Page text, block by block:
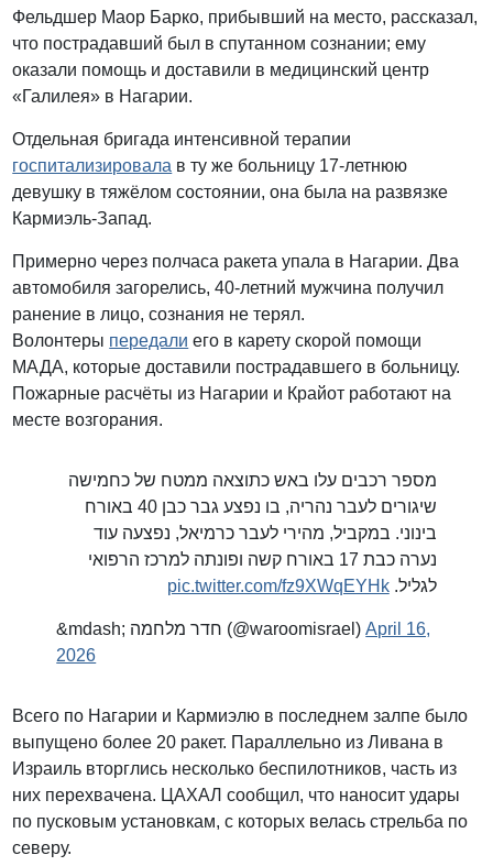
Фельдшер Маор Барко, прибывший на место, рассказал,
что пострадавший был в спутанном сознании; ему
оказали помощь и доставили в медицинский центр
«Галилея» в Нагарии.
Отдельная бригада интенсивной терапии
госпитализировала в ту же больницу 17-летнюю
девушку в тяжёлом состоянии, она была на развязке
Кармиэль-Запад.
Примерно через полчаса ракета упала в Нагарии. Два
автомобиля загорелись, 40-летний мужчина получил
ранение в лицо, сознания не терял.
Волонтеры передали его в карету скорой помощи
МАДА, которые доставили пострадавшего в больницу.
Пожарные расчёты из Нагарии и Крайот работают на
месте возгорания.
מספר רכבים עלו באש כתוצאה ממטח של כחמישה
שיגורים לעבר נהריה, בו נפצע גבר כבן 40 באורח
בינוני. במקביל, מהירי לעבר כרמיאל, נפצעה עוד
נערה כבת 17 באורח קשה ופונתה למרכז הרפואי
לגליל.pic.twitter.com/fz9XWqEYHk
&mdash; חדר מלחמה (@waroomisrael)April 16,
2026
Всего по Нагарии и Кармиэлю в последнем залпе было
выпущено более 20 ракет. Параллельно из Ливана в
Израиль вторглись несколько беспилотников, часть из
них перехвачена. ЦАХАЛ сообщил, что наносит удары
по пусковым установкам, с которых велась стрельба по
северу.